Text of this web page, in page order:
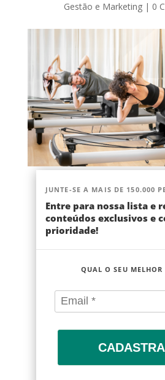
Gestão e Marketing| 0
JUNTE-SE A MAIS DE 150.000
Entre para nossa lista e
conteúdos exclusivos e
prioridade!
QUAL O SEU